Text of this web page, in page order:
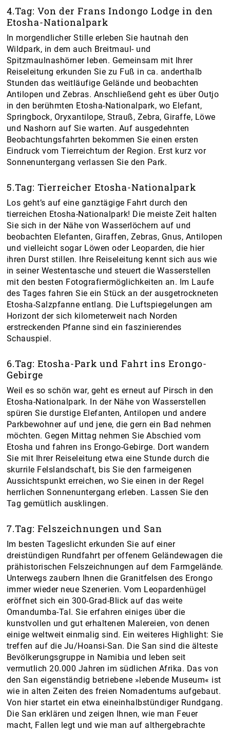
4.Tag: Von der Frans Indongo Lodge in den
Etosha-Nationalpark
In morgendlicher Stille erleben Sie hautnah den
Wildpark, in dem auch Breitmaul- und
Spitzmaulnashörner leben. Gemeinsam mit Ihrer
Reiseleitung erkunden Sie zu Fuß in ca. anderthalb
Stunden das weitläufige Gelände und beobachten
Antilopen und Zebras. Anschließend geht es über Outjo
in den berühmten Etosha-Nationalpark, wo Elefant,
Springbock, Oryxantilope, Strauß, Zebra, Giraffe, Löwe
und Nashorn auf Sie warten. Auf ausgedehnten
Beobachtungsfahrten bekommen Sie einen ersten
Eindruck vom Tierreichtum der Region. Erst kurz vor
Sonnenuntergang verlassen Sie den Park.
5.Tag: Tierreicher Etosha-Nationalpark
Los geht’s auf eine ganztägige Fahrt durch den
tierreichen Etosha-Nationalpark! Die meiste Zeit halten
Sie sich in der Nähe von Wasserlöchern auf und
beobachten Elefanten, Giraffen, Zebras, Gnus, Antilopen
und vielleicht sogar Löwen oder Leoparden, die hier
ihren Durst stillen. Ihre Reiseleitung kennt sich aus wie
in seiner Westentasche und steuert die Wasserstellen
mit den besten Fotografiermöglichkeiten an. Im Laufe
des Tages fahren Sie ein Stück an der ausgetrockneten
Etosha-Salzpfanne entlang. Die Luftspiegelungen am
Horizont der sich kilometerweit nach Norden
erstreckenden Pfanne sind ein faszinierendes
Schauspiel.
6.Tag: Etosha-Park und Fahrt ins Erongo-
Gebirge
Weil es so schön war, geht es erneut auf Pirsch in den
Etosha-Nationalpark. In der Nähe von Wasserstellen
spüren Sie durstige Elefanten, Antilopen und andere
Parkbewohner auf und jene, die gern ein Bad nehmen
möchten. Gegen Mittag nehmen Sie Abschied vom
Etosha und fahren ins Erongo-Gebirge. Dort wandern
Sie mit Ihrer Reiseleitung etwa eine Stunde durch die
skurrile Felslandschaft, bis Sie den farmeigenen
Aussichtspunkt erreichen, wo Sie einen in der Regel
herrlichen Sonnenuntergang erleben. Lassen Sie den
Tag gemütlich ausklingen.
7.Tag: Felszeichnungen und San
Im besten Tageslicht erkunden Sie auf einer
dreistündigen Rundfahrt per offenem Geländewagen die
prähistorischen Felszeichnungen auf dem Farmgelände.
Unterwegs zaubern Ihnen die Granitfelsen des Erongo
immer wieder neue Szenerien. Vom Leopardenhügel
eröffnet sich ein 300-Grad-Blick auf das weite
Omandumba-Tal. Sie erfahren einiges über die
kunstvollen und gut erhaltenen Malereien, von denen
einige weltweit einmalig sind. Ein weiteres Highlight: Sie
treffen auf die Ju/Hoansi-San. Die San sind die älteste
Bevölkerungsgruppe in Namibia und leben seit
vermutlich 20.000 Jahren im südlichen Afrika. Das von
den San eigenständig betriebene »lebende Museum« ist
wie in alten Zeiten des freien Nomadentums aufgebaut.
Von hier startet ein etwa eineinhalbstündiger Rundgang.
Die San erklären und zeigen Ihnen, wie man Feuer
macht, Fallen legt und wie man auf althergebrachte